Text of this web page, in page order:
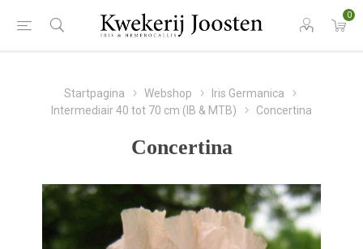
0
Startpagina Webshop
Iris Germanica
Intermediair 40 tot 70 cm (IB & MTB)
Concertina
Concertina